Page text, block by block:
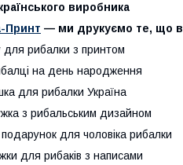
виробника
Принт — ми друкуємо те, що
для рибалки з принтом
на день народження
для рибалки Україна
з рибальським дизайном
подарунок для чоловіка рибалки
для рибаків з написами